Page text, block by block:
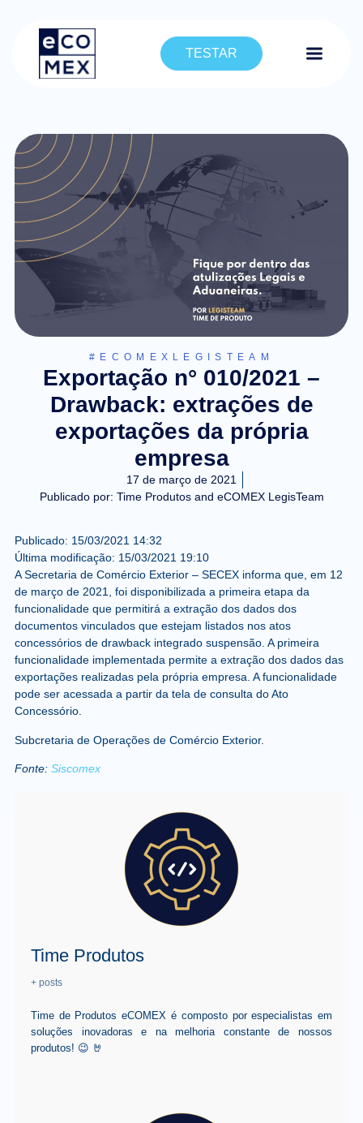
TESTAR
#ECOMEXLEGISTEAM
Exportação n° 010/2021 –
Drawback: extrações de
exportações da própria
empresa
17 de março de 2021
Publicado por: Time Produtos and eCOMEX LegisTeam
Publicado: 15/03/2021 14:32
Última modificação: 15/03/2021 19:10
A Secretaria de Comércio Exterior – SECEX informa que, em 12
de março de 2021, foi disponibilizada a primeira etapa da
funcionalidade que permitirá a extração dos dados dos
documentos vinculados que estejam listados nos atos
concessórios de drawback integrado suspensão. A primeira
funcionalidade implementada permite a extração dos dados das
exportações realizadas pela própria empresa. A funcionalidade
pode ser acessada a partir da tela de consulta do Ato
Concessório.
Subcretaria de Operações de Comércio Exterior.
Fonte: Siscomex
Time Produtos
+ posts
Time de Produtos eCOMEX é composto por especialistas em
soluções inovadoras e na melhoria constante de nossos
produtos! 😉 🤘